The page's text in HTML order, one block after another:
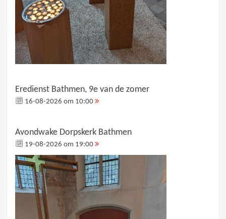
Eredienst Bathmen, 9e van de zomer
16-08-2026 om 10:00
Avondwake Dorpskerk Bathmen
19-08-2026 om 19:00